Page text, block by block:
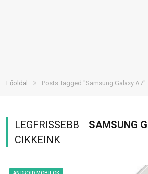
Főoldal » Posts Tagged "Samsung Galaxy A7"
LEGFRISSEBB
SAMSUNG
CIKKEINK